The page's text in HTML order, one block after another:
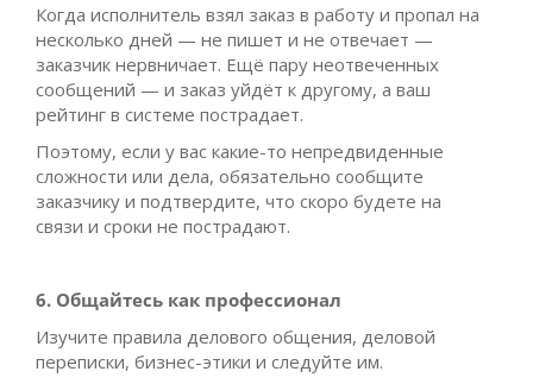
Когда исполнитель взял заказ в работу и пропал на
несколько дней — не пишет и не отвечает —
заказчик нервничает. Ещё пару неотвеченных
сообщений — и заказ уйдёт к другому, а ваш
рейтинг в системе пострадает.
Поэтому, если у вас какие-то непредвиденные
сложности или дела, обязательно сообщите
заказчику и подтвердите, что скоро будете на
связи и сроки не пострадают.
6. Общайтесь как профессионал
Изучите правила делового общения, деловой
переписки, бизнес-этики и следуйте им.